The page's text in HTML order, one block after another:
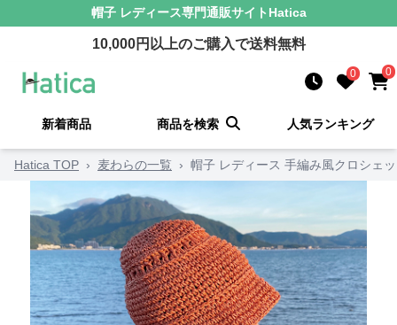
帽子 レディース専門通販サイト Hatica
10,000円以上のご購入で送料無料
0 0
新着商品 商品を検索 人気ランキング
Hatica TOP › 麦わらの一覧 › 帽子 レディース 手編み風クロシェ